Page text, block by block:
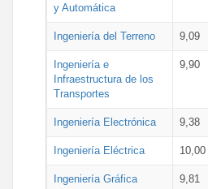
y Automática
Ingeniería del Terreno 9,09
Ingeniería e
Infraestructura de los
Transportes
9,90
Ingeniería Electrónica 9,38
Ingeniería Eléctrica 10,00
Ingeniería Gráfica 9,81